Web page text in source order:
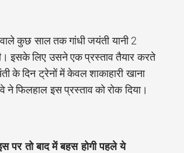
कुछ साल तक गांधी जयंती यानी 2
इसके लिए उसने एक प्रस्ताव तैयार करते
के दिन ट्रेनों में केवल शाकाहारी खाना
ने फिलहाल इस प्रस्ताव को रोक दिया।
पर तो बाद में बहस होगी पहले ये